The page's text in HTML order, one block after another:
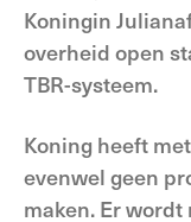
Koningin
overheid open
TBR-systeem.
Koning heeft met
evenwel geen
maken. Er